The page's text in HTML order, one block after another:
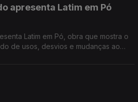
apresenta Latim em Pó
Latim em Pó, obra que mostra o
de usos, desvios e mudanças ao